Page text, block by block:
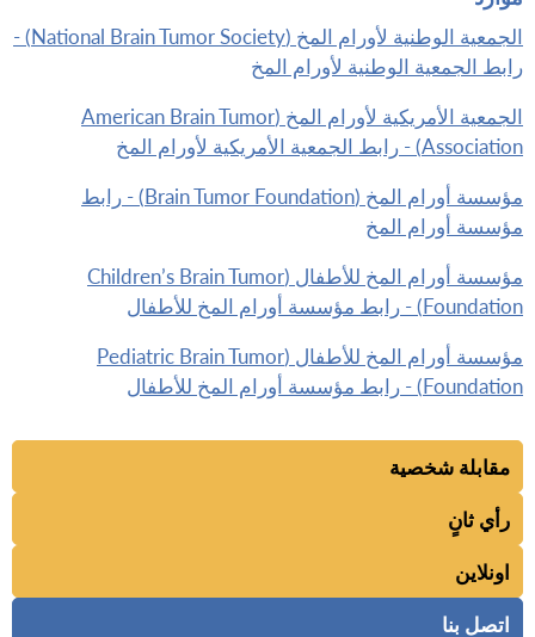
الجمعية الوطنية لأورام المخ (National Brain Tumor Society) -
رابط الجمعية الوطنية لأورام المخ
الجمعية الأمريكية لأورام المخ (American Brain Tumor
Association) - رابط الجمعية الأمريكية لأورام المخ
مؤسسة أورام المخ (Brain Tumor Foundation) - رابط
مؤسسة أورام المخ
مؤسسة أورام المخ للأطفال (Children’s Brain Tumor
Foundation) - رابط مؤسسة أورام المخ للأطفال
مؤسسة أورام المخ للأطفال (Pediatric Brain Tumor
Foundation) - رابط مؤسسة أورام المخ للأطفال
مقابلة شخصية
رأي ثانٍ
اونلاين
اتصل بنا